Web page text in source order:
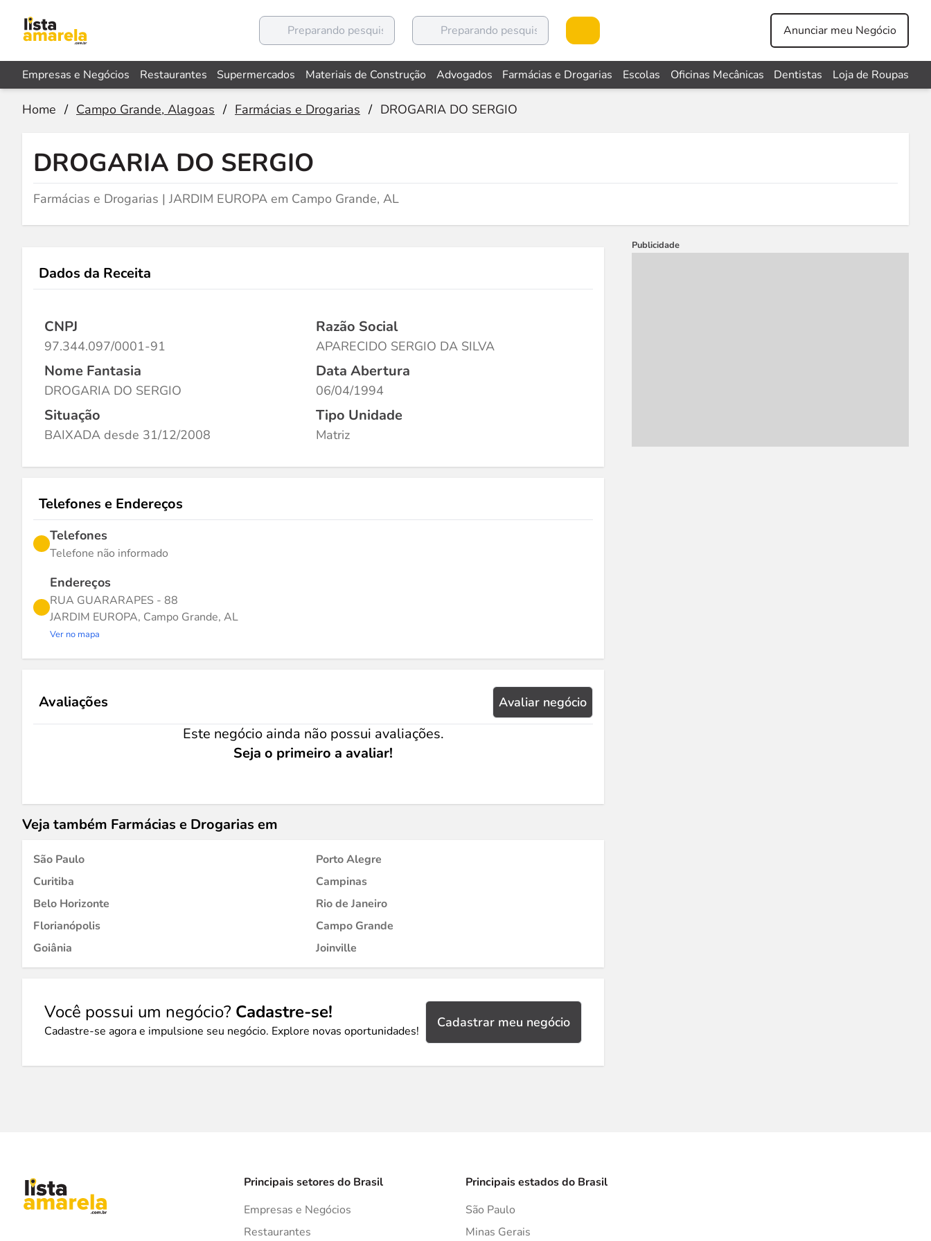
Anunciar meu Negócio
Empresas e Negócios Restaurantes Supermercados Materiais de Construção Advogados Farmácias e Drogarias Escolas Oficinas Mecânicas Dentistas Loja de Roupas
Home / Campo Grande, Alagoas / Farmácias e Drogarias / DROGARIA DO SERGIO
DROGARIA DO SERGIO
Farmácias e Drogarias | JARDIM EUROPA em Campo Grande, AL
Dados da Receita
CNPJ
97.344.097/0001-91
Razão Social
APARECIDO SERGIO DA SILVA
Nome Fantasia
DROGARIA DO SERGIO
Data Abertura
06/04/1994
Situação
BAIXADA desde 31/12/2008
Tipo Unidade
Matriz
Telefones e Endereços
Telefones
Telefone não informado
Endereços
RUA GUARARAPES - 88
JARDIM EUROPA, Campo Grande, AL
Ver no mapa
Avaliações Avaliar negócio
Este negócio ainda não possui avaliações.
Seja o primeiro a avaliar!
Veja também Farmácias e Drogarias em
São Paulo
Porto Alegre
Curitiba
Campinas
Belo Horizonte
Rio de Janeiro
Florianópolis
Campo Grande
Goiânia
Joinville
Você possui um negócio? Cadastre-se!
Cadastre-se agora e impulsione seu negócio. Explore novas oportunidades!
Cadastrar meu negócio
Publicidade
Principais setores do Brasil
Empresas e Negócios
Restaurantes
Principais estados do Brasil
São Paulo
Minas Gerais